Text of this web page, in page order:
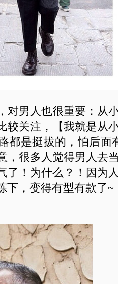
对男人也很重要： 从
较关注，【我就是从
都是挺拔的，怕后面
，很多人觉得男人去
了！为什么？！因为
下，变得有型有款了~